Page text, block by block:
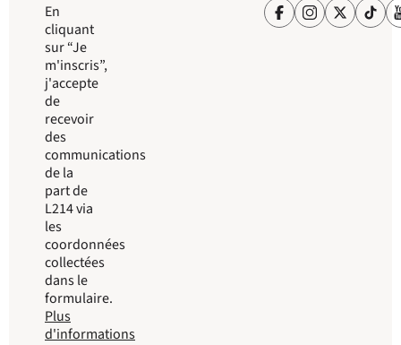
En
cliquant
sur “Je
m'inscris”,
j'accepte
de
recevoir
des
communications
de la
part de
L214 via
les
coordonnées
collectées
dans le
formulaire.
Plus
d'informations